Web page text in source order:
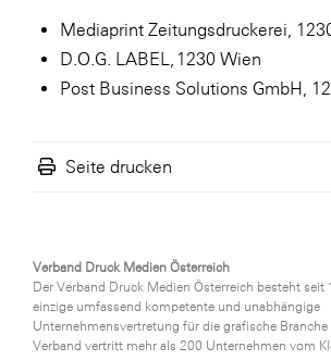
Mediaprint Zeitungsdruckerei,
D.O.G. LABEL, 1230 Wien
Post Business Solutions GmbH,
Seite drucken
Verband Druck Medien Österreich
Der Verband Druck Medien Österreich besteht seit
einzige umfassend kompetente und unabhängige
Unternehmensvertretung für die grafische
Verband vertritt mehr als 200 Unternehmen vom